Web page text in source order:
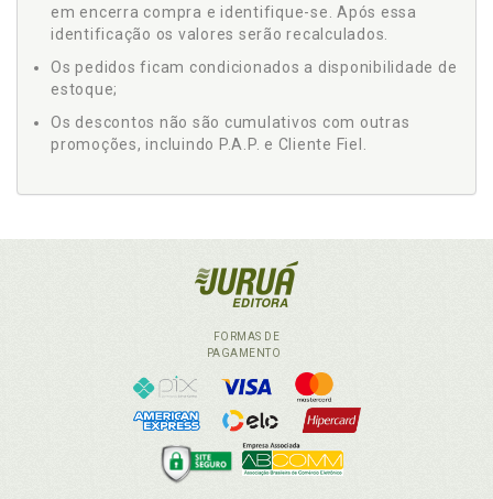
em encerra compra e identifique-se. Após essa
identificação os valores serão recalculados.
Os pedidos ficam condicionados a disponibilidade de
estoque;
Os descontos não são cumulativos com outras
promoções, incluindo P.A.P. e Cliente Fiel.
FORMAS DE
PAGAMENTO